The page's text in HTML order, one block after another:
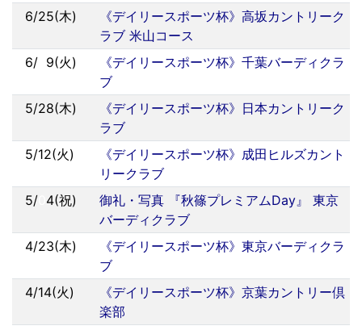
6/25(木)
《デイリースポーツ杯》高坂カントリーク
ラブ 米山コース
6/ 9(火)
《デイリースポーツ杯》千葉バーディクラ
ブ
5/28(木)
《デイリースポーツ杯》日本カントリーク
ラブ
5/12(火)
《デイリースポーツ杯》成田ヒルズカント
リークラブ
5/ 4(祝)
御礼・写真 『秋篠プレミアムDay』 東京
バーディクラブ
4/23(木)
《デイリースポーツ杯》東京バーディクラ
ブ
4/14(火)
《デイリースポーツ杯》京葉カントリー倶
楽部